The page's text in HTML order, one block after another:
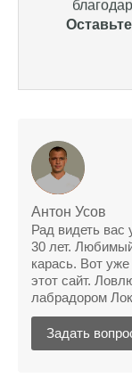
Я
знаю,
рыбалки
клева
Прогноз
и это
Я
Антон Усов
Рад видеть
30 лет.
карась. Вот
этот сайт.
лабрадором
Задать